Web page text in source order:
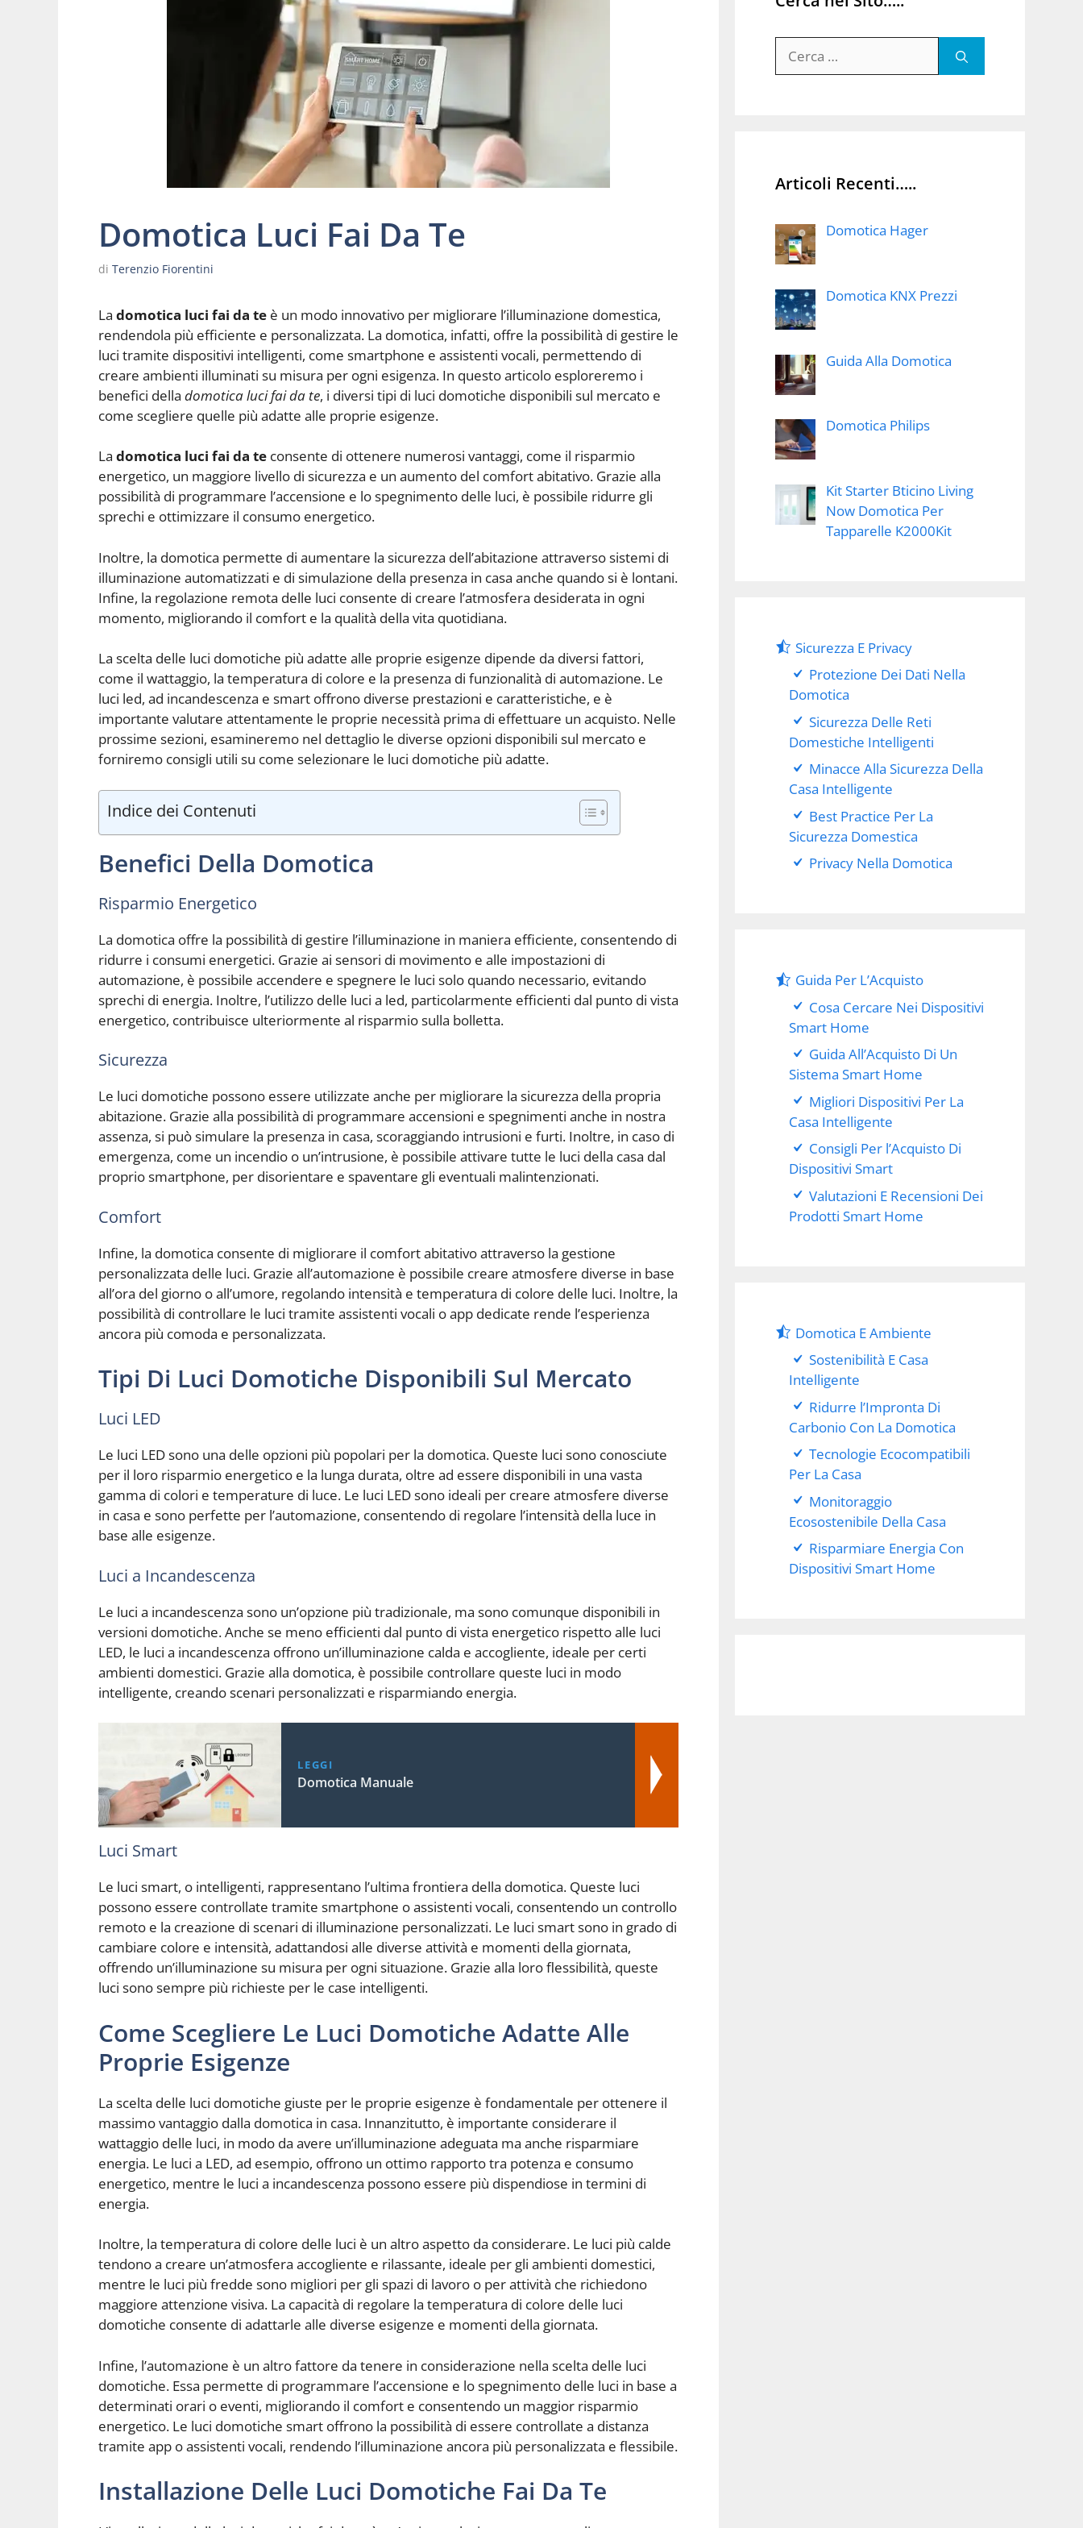
Domotica Luci Fai Da Te
di Terenzio Fiorentini
La domotica luci fai da te è un modo innovativo per migliorare l’illuminazione domestica,
rendendola più efficiente e personalizzata. La domotica, infatti, offre la possibilità di gestire le
luci tramite dispositivi intelligenti, come smartphone e assistenti vocali, permettendo di
creare ambienti illuminati su misura per ogni esigenza. In questo articolo esploreremo i
benefici della domotica luci fai da te, i diversi tipi di luci domotiche disponibili sul mercato e
come scegliere quelle più adatte alle proprie esigenze.
La domotica luci fai da te consente di ottenere numerosi vantaggi, come il risparmio
energetico, un maggiore livello di sicurezza e un aumento del comfort abitativo. Grazie alla
possibilità di programmare l’accensione e lo spegnimento delle luci, è possibile ridurre gli
sprechi e ottimizzare il consumo energetico.
Inoltre, la domotica permette di aumentare la sicurezza dell’abitazione attraverso sistemi di
illuminazione automatizzati e di simulazione della presenza in casa anche quando si è lontani.
Infine, la regolazione remota delle luci consente di creare l’atmosfera desiderata in ogni
momento, migliorando il comfort e la qualità della vita quotidiana.
La scelta delle luci domotiche più adatte alle proprie esigenze dipende da diversi fattori,
come il wattaggio, la temperatura di colore e la presenza di funzionalità di automazione. Le
luci led, ad incandescenza e smart offrono diverse prestazioni e caratteristiche, e è
importante valutare attentamente le proprie necessità prima di effettuare un acquisto. Nelle
prossime sezioni, esamineremo nel dettaglio le diverse opzioni disponibili sul mercato e
forniremo consigli utili su come selezionare le luci domotiche più adatte.
Indice dei Contenuti
Benefici Della Domotica
Risparmio Energetico
La domotica offre la possibilità di gestire l’illuminazione in maniera efficiente, consentendo di
ridurre i consumi energetici. Grazie ai sensori di movimento e alle impostazioni di
automazione, è possibile accendere e spegnere le luci solo quando necessario, evitando
sprechi di energia. Inoltre, l’utilizzo delle luci a led, particolarmente efficienti dal punto di vista
energetico, contribuisce ulteriormente al risparmio sulla bolletta.
Sicurezza
Le luci domotiche possono essere utilizzate anche per migliorare la sicurezza della propria
abitazione. Grazie alla possibilità di programmare accensioni e spegnimenti anche in nostra
assenza, si può simulare la presenza in casa, scoraggiando intrusioni e furti. Inoltre, in caso di
emergenza, come un incendio o un’intrusione, è possibile attivare tutte le luci della casa dal
proprio smartphone, per disorientare e spaventare gli eventuali malintenzionati.
Comfort
Infine, la domotica consente di migliorare il comfort abitativo attraverso la gestione
personalizzata delle luci. Grazie all’automazione è possibile creare atmosfere diverse in base
all’ora del giorno o all’umore, regolando intensità e temperatura di colore delle luci. Inoltre, la
possibilità di controllare le luci tramite assistenti vocali o app dedicate rende l’esperienza
ancora più comoda e personalizzata.
Tipi Di Luci Domotiche Disponibili Sul Mercato
Luci LED
Le luci LED sono una delle opzioni più popolari per la domotica. Queste luci sono conosciute
per il loro risparmio energetico e la lunga durata, oltre ad essere disponibili in una vasta
gamma di colori e temperature di luce. Le luci LED sono ideali per creare atmosfere diverse
in casa e sono perfette per l’automazione, consentendo di regolare l’intensità della luce in
base alle esigenze.
Luci a Incandescenza
Le luci a incandescenza sono un’opzione più tradizionale, ma sono comunque disponibili in
versioni domotiche. Anche se meno efficienti dal punto di vista energetico rispetto alle luci
LED, le luci a incandescenza offrono un’illuminazione calda e accogliente, ideale per certi
ambienti domestici. Grazie alla domotica, è possibile controllare queste luci in modo
intelligente, creando scenari personalizzati e risparmiando energia.
LEGGI
Domotica Manuale
Luci Smart
Le luci smart, o intelligenti, rappresentano l’ultima frontiera della domotica. Queste luci
possono essere controllate tramite smartphone o assistenti vocali, consentendo un controllo
remoto e la creazione di scenari di illuminazione personalizzati. Le luci smart sono in grado di
cambiare colore e intensità, adattandosi alle diverse attività e momenti della giornata,
offrendo un’illuminazione su misura per ogni situazione. Grazie alla loro flessibilità, queste
luci sono sempre più richieste per le case intelligenti.
Come Scegliere Le Luci Domotiche Adatte Alle
Proprie Esigenze
La scelta delle luci domotiche giuste per le proprie esigenze è fondamentale per ottenere il
massimo vantaggio dalla domotica in casa. Innanzitutto, è importante considerare il
wattaggio delle luci, in modo da avere un’illuminazione adeguata ma anche risparmiare
energia. Le luci a LED, ad esempio, offrono un ottimo rapporto tra potenza e consumo
energetico, mentre le luci a incandescenza possono essere più dispendiose in termini di
energia.
Inoltre, la temperatura di colore delle luci è un altro aspetto da considerare. Le luci più calde
tendono a creare un’atmosfera accogliente e rilassante, ideale per gli ambienti domestici,
mentre le luci più fredde sono migliori per gli spazi di lavoro o per attività che richiedono
maggiore attenzione visiva. La capacità di regolare la temperatura di colore delle luci
domotiche consente di adattarle alle diverse esigenze e momenti della giornata.
Infine, l’automazione è un altro fattore da tenere in considerazione nella scelta delle luci
domotiche. Essa permette di programmare l’accensione e lo spegnimento delle luci in base a
determinati orari o eventi, migliorando il comfort e consentendo un maggior risparmio
energetico. Le luci domotiche smart offrono la possibilità di essere controllate a distanza
tramite app o assistenti vocali, rendendo l’illuminazione ancora più personalizzata e flessibile.
Installazione Delle Luci Domotiche Fai Da Te
per:
Articoli Recenti…..
Domotica Hager
Domotica KNX Prezzi
Guida Alla Domotica
Domotica Philips
Kit Starter Bticino Living
Now Domotica Per
Tapparelle K2000Kit
Sicurezza E Privacy
Protezione Dei Dati Nella
Domotica
Sicurezza Delle Reti
Domestiche Intelligenti
Minacce Alla Sicurezza Della
Casa Intelligente
Best Practice Per La
Sicurezza Domestica
Privacy Nella Domotica
Guida Per L’Acquisto
Cosa Cercare Nei Dispositivi
Smart Home
Guida All’Acquisto Di Un
Sistema Smart Home
Migliori Dispositivi Per La
Casa Intelligente
Consigli Per l’Acquisto Di
Dispositivi Smart
Valutazioni E Recensioni Dei
Prodotti Smart Home
Domotica E Ambiente
Sostenibilità E Casa
Intelligente
Ridurre l’Impronta Di
Carbonio Con La Domotica
Tecnologie Ecocompatibili
Per La Casa
Monitoraggio
Ecosostenibile Della Casa
Risparmiare Energia Con
Dispositivi Smart Home